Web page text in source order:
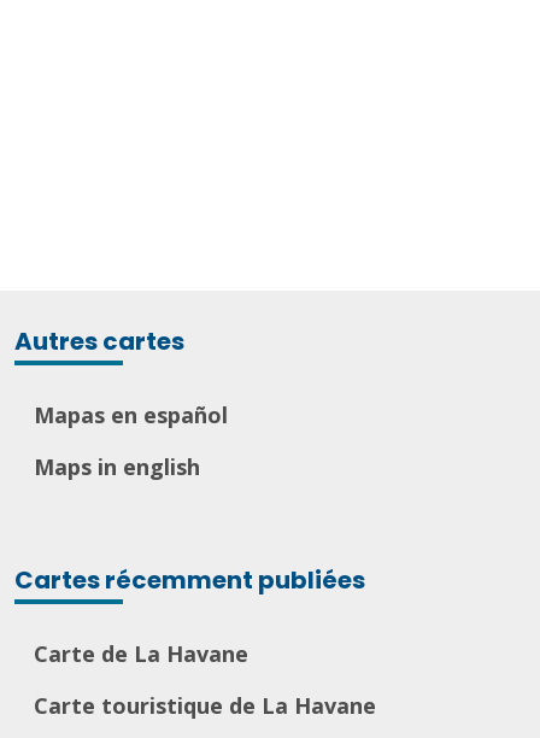
Autres cartes
Mapas en español
Maps in english
Cartes récemment publiées
Carte de La Havane
Carte touristique de La Havane